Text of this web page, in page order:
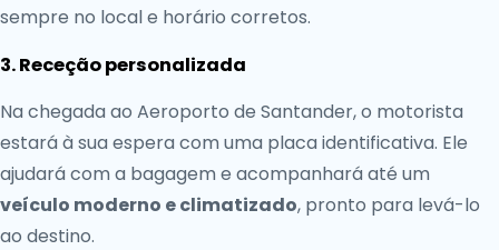
sempre no local e horário corretos.
3. Receção personalizada
Na chegada ao Aeroporto de Santander, o motorista
estará à sua espera com uma placa identificativa. Ele
ajudará com a bagagem e acompanhará até um
veículo moderno e climatizado, pronto para levá-lo
ao destino.